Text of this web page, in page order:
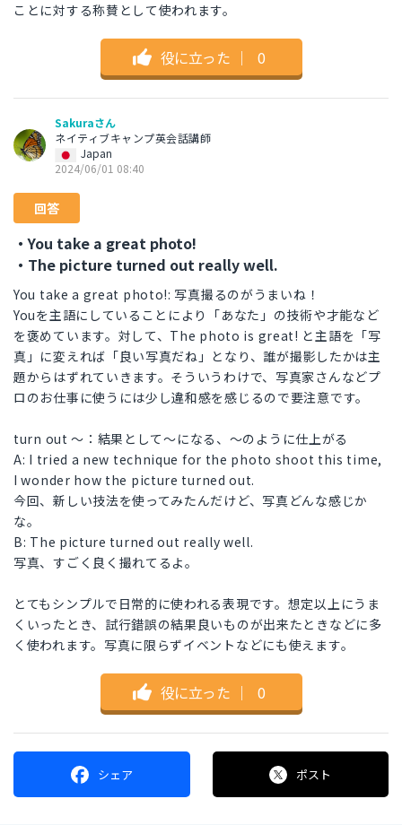
ことに対する称賛として使われます。
役に立った ｜ 0
Sakuraさん
ネイティブキャンプ英会話講師
Japan
2024/06/01 08:40
回答
・You take a great photo!
・The picture turned out really well.
You take a great photo!: 写真撮るのがうまいね！
Youを主語にしていることにより「あなた」の技術や才能など
を褒めています。対して、The photo is great! と主語を「写
真」に変えれば「良い写真だね」となり、誰が撮影したかは主
題からはずれていきます。そういうわけで、写真家さんなどプ
ロのお仕事に使うには少し違和感を感じるので要注意です。
turn out ～：結果として～になる、～のように仕上がる
A: I tried a new technique for the photo shoot this time,
I wonder how the picture turned out.
今回、新しい技法を使ってみたんだけど、写真どんな感じか
な。
B: The picture turned out really well.
写真、すごく良く撮れてるよ。
とてもシンプルで日常的に使われる表現です。想定以上にうま
くいったとき、試行錯誤の結果良いものが出来たときなどに多
く使われます。写真に限らずイベントなどにも使えます。
役に立った ｜ 0
シェア ポスト